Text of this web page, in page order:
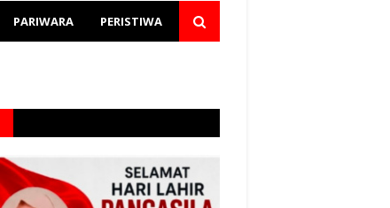
PARIWARA PERISTIWA